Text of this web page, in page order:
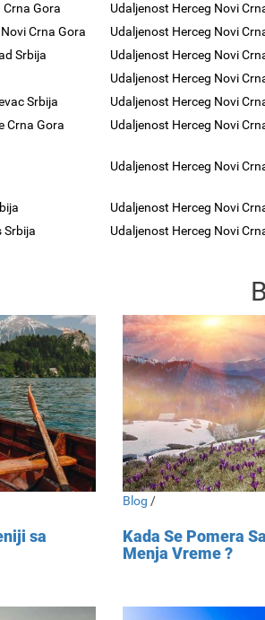
Gora
Udaljenost Herceg Novi
Crna Gora
Udaljenost Herceg Novi
Srbija
Udaljenost Herceg Novi
Udaljenost Herceg Novi
Srbija
Udaljenost Herceg Novi
Crna Gora
Udaljenost Herceg Novi
Udaljenost Herceg Novi
Udaljenost Herceg Novi
Srbija
Udaljenost Herceg Novi
sa
Blog /
Kada Se Pomera
Menja Vreme ?